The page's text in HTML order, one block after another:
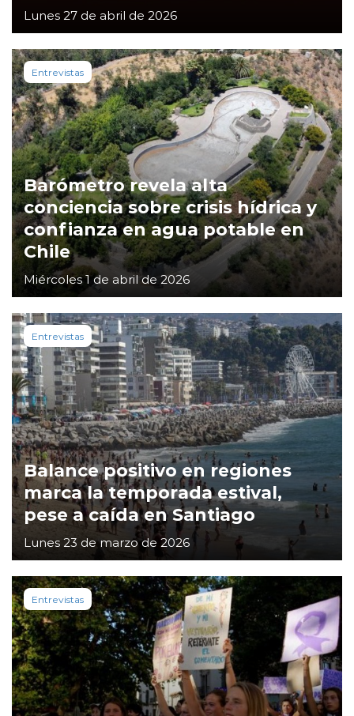
Lunes 27 de abril de 2026
Entrevistas
Barómetro revela alta
conciencia sobre crisis hídrica y
confianza en agua potable en
Chile
Miércoles 1 de abril de 2026
Entrevistas
Balance positivo en regiones
marca la temporada estival,
pese a caída en Santiago
Lunes 23 de marzo de 2026
Entrevistas